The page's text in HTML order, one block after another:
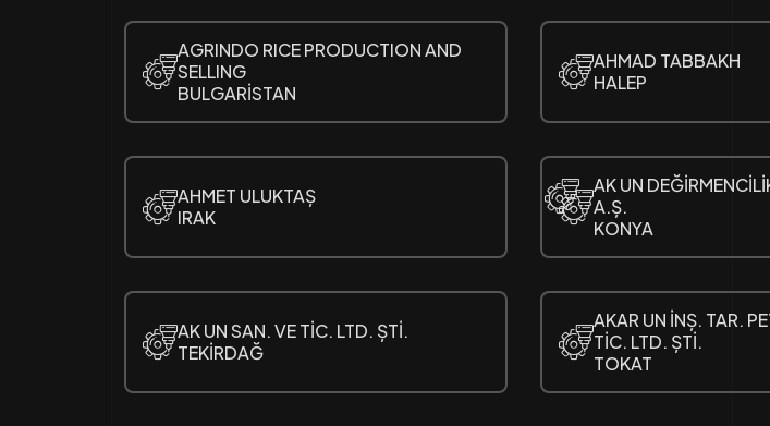
AGRINDO RICE PRODUCTION AND
SELLING
BULGARİSTAN
AHMAD TABBAKH
HALEP
AHMET ULUKTAȘ
IRAK
AK UN
A.Ș.
KONYA
AK UN SAN. VE TİC. LTD. ȘTİ.
TEKİRDAĞ
AKAR UN İNȘ. TAR.
TİC. LTD. ȘTİ.
TOKAT